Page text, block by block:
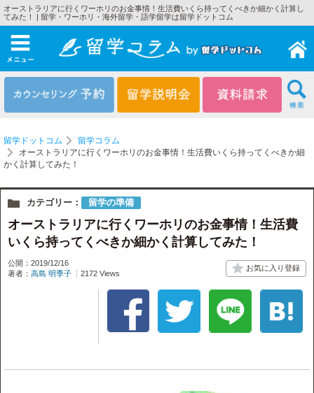
オーストラリアに行くワーホリのお金事情！生活費いくら持ってくべきか細かく計算し
てみた！ | 留学・ワーホリ・海外留学・語学留学は留学ドットコム
メニュー
留学ドットコム
留学コラム
オーストラリアに行くワーホリのお金事情！生活費いくら持ってくべきか細
かく計算してみた！
カテゴリー： 留学の準備
オーストラリアに行くワーホリのお金事情！生活費
いくら持ってくべきか細かく計算してみた！
公開：2019/12/16
著者： 高島 明季子 2172 Views